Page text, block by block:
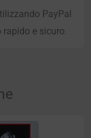
PayPal
e sicuro.